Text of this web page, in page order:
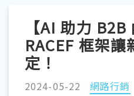
【AI 助力 B2B
RACEF 框架
定！
2024-05-22 網路行銷